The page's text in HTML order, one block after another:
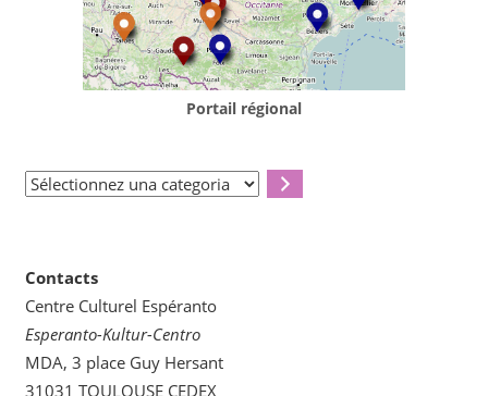
Portail régional
Sélectionnez
Contacts
Centre Culturel Espéranto
Esperanto-Kultur-Centro
MDA, 3 place Guy Hersant
31031 TOULOUSE CEDEX